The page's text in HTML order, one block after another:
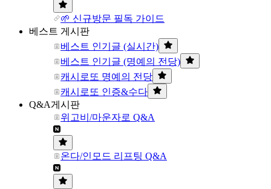
🌱 신규방문 필독 가이드
베스트 게시판
베스트 인기글 (실시간)
베스트 인기글 (명예의 전당)
캐시로또 명예의 전당
캐시로또 인증&수다
Q&A게시판
위고비/마운자로 Q&A
온다/인모드 리프팅 Q&A